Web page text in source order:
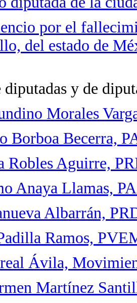
por el
del estado de
y de
Morales
Borboa Becerra,
Robles Aguirre,
Anaya Llamas,
Albarrán,
Ramos,
Ávila,
Martínez